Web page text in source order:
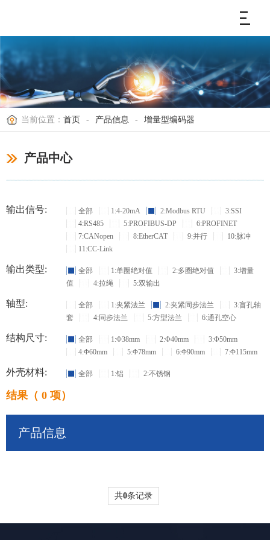
当前位置： 首页 - 产品信息 - 增量型编码器
产品中心
输出信号: 全部 1:4-20mA 2:Modbus RTU
3:SSI
4:RS485
5:PROFIBUS-DP
6:PROFINET
7:CANopen
8:EtherCAT 9:并行
10:脉冲
11:CC-Link
输出类型: 全部 1:单圈绝对值 2:多圈绝对值
3:增量
值
4:拉绳 5:双输出
轴型: 全部 1:夹紧法兰 2:夹紧同步法兰
3:盲孔轴
套
4:同步法兰 5:方型法兰 6:通孔空心
结构尺寸: 全部 1:Φ38mm 2:Φ40mm
3:Φ50mm
4:Φ60mm
5:Φ78mm 6:Φ90mm 7:Φ115mm
外壳材料: 全部 1:铝 2:不锈钢
结果（ 0 项）
产品信息
共0条记录